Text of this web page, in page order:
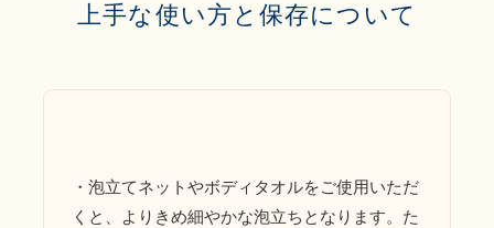
上手な使い方と保存について
・泡立てネットやボディタオルをご使用いただ
くと、よりきめ細やかな泡立ちとなります。た